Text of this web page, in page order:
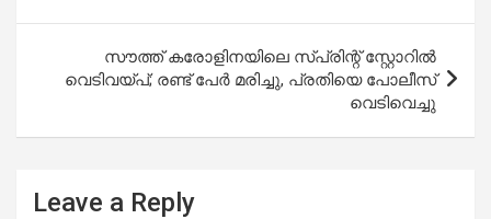
സൗത്ത് കരോളിനയിലെ സ്പ്രിന്റ് സ്റ്റോറിൽ
വെടിവയ്പ്; രണ്ട് പേർ മരിച്ചു, പ്രതിയെ പോലീസ്
വെടിവെച്ചു
Leave a Reply